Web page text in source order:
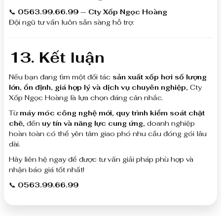
📞 0563.99.66.99 — Cty Xốp Ngọc Hoàng
Đội ngũ tư vấn luôn sẵn sàng hỗ trợ.
13. Kết luận
Nếu bạn đang tìm một đối tác sản xuất xốp hơi số lượng
lớn, ổn định, giá hợp lý và dịch vụ chuyên nghiệp, Cty
Xốp Ngọc Hoàng là lựa chọn đáng cân nhắc.
Từ máy móc công nghệ mới, quy trình kiểm soát chặt
chẽ, đến uy tín và năng lực cung ứng, doanh nghiệp
hoàn toàn có thể yên tâm giao phó nhu cầu đóng gói lâu
dài.
Hãy liên hệ ngay để được tư vấn giải pháp phù hợp và
nhận báo giá tốt nhất!
📞 0563.99.66.99